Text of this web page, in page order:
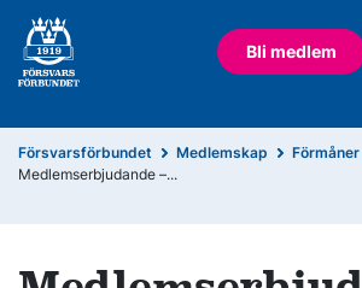
Bli medlem
Försvarsförbundet Medlemskap
Förmåner
Medlemserbjudande –...